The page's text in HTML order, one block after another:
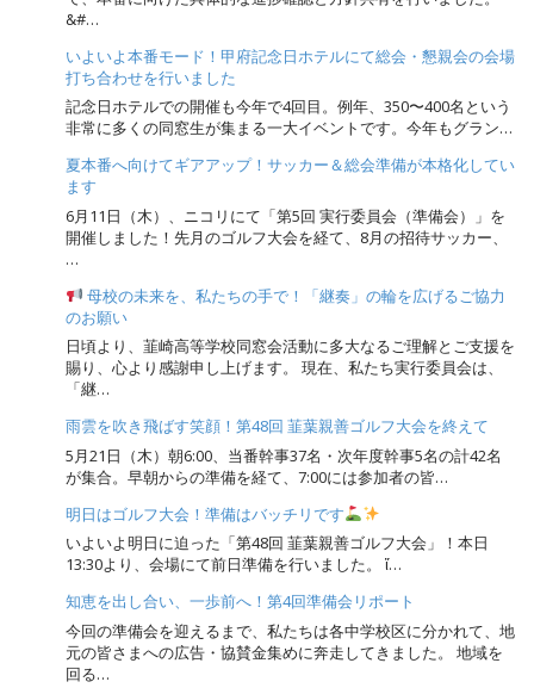
&#…
いよいよ本番モード！甲府記念日ホテルにて総会・懇親会の会場
打ち合わせを行いました
記念日ホテルでの開催も今年で4回目。例年、350〜400名という
非常に多くの同窓生が集まる一大イベントです。今年もグラン…
夏本番へ向けてギアアップ！サッカー＆総会準備が本格化してい
ます
6月11日（木）、ニコリにて「第5回 実行委員会（準備会）」を
開催しました！先月のゴルフ大会を経て、8月の招待サッカー、
…
母校の未来を、私たちの手で！「継奏」の輪を広げるご協力
のお願い
日頃より、韮崎高等学校同窓会活動に多大なるご理解とご支援を
賜り、心より感謝申し上げます。 現在、私たち実行委員会は、
「継…
雨雲を吹き飛ばす笑顔！第48回 韮葉親善ゴルフ大会を終えて
5月21日（木）朝6:00、当番幹事37名・次年度幹事5名の計42名
が集合。早朝からの準備を経て、7:00には参加者の皆…
明日はゴルフ大会！準備はバッチリです
いよいよ明日に迫った「第48回 韮葉親善ゴルフ大会」！本日
13:30より、会場にて前日準備を行いました。 ἴ…
知恵を出し合い、一歩前へ！第4回準備会リポート
今回の準備会を迎えるまで、私たちは各中学校区に分かれて、地
元の皆さまへの広告・協賛金集めに奔走してきました。 地域を
回る…